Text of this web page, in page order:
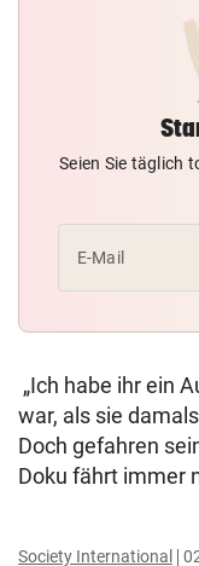
Seien Sie täglich
E-Mail
„Ich habe ihr ein
war, als sie
Doch gefahren
Doku fährt immer
Society International